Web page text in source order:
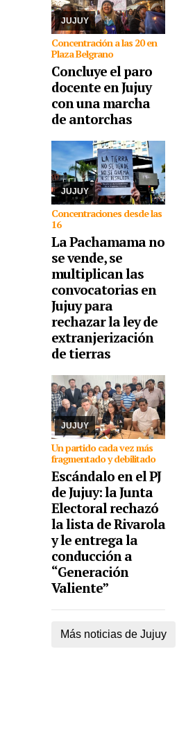
JUJUY
Concentración a las 20 en
Plaza Belgrano
Concluye el paro
docente en Jujuy
con una marcha
de antorchas
Ministerio de Educación
como en Ca ...
JUJUY
Concentraciones desde las
16
La Pachamama no
se vende, se
multiplican las
convocatorias en
Jujuy para
rechazar la ley de
extranjerización
de tierras
05/08/2026
Comunidades
indígenas, sindicatos,
ambientalistas,
sociales, políticas y de
derechos humanos se
congregarán en la
capital, como así ta ...
JUJUY
Un partido cada vez más
fragmentado y debilitado
Escándalo en el PJ
de Jujuy: la Junta
Electoral rechazó
la lista de Rivarola
y le entrega la
conducción a
“Generación
Valiente”
04/08/2026 El órgano
partidario catalogó de
“insubsanables” las
presentó la lista, por lo
que la interna
programada para el 30
de agosto que ...
Más noticias de Jujuy